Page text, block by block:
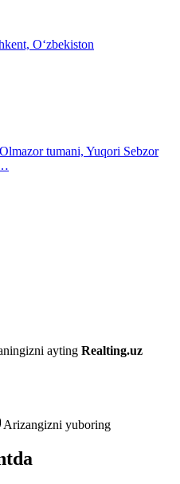
tumani, Yuqori Sebzor
ayting Realting.uz
Arizangizni yuboring